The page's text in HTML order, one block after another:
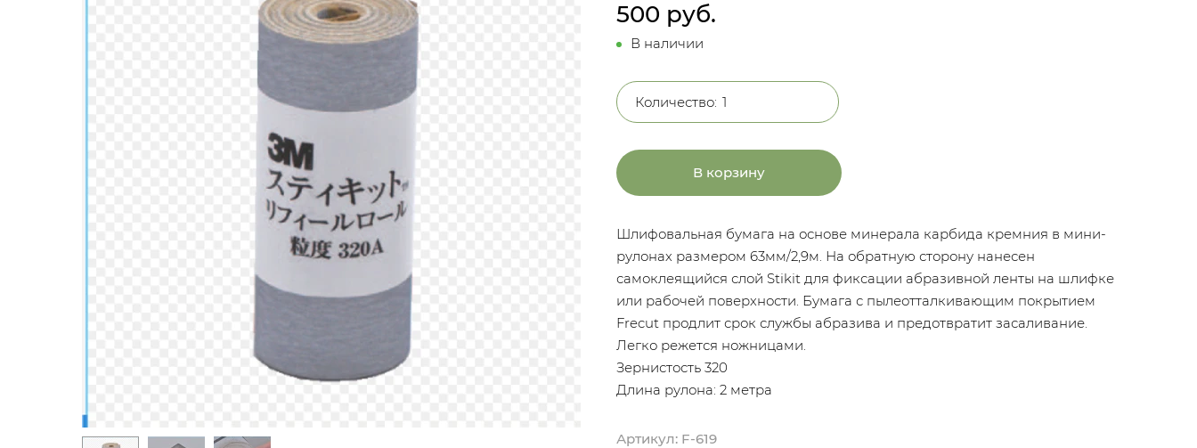
500 руб.
В наличии
Количество:
В корзину
Шлифовальная бумага на основе минерала карбида кремния в мини-
рулонах размером 63мм/2,9м. На обратную сторону нанесен
самоклеящийся слой Stikit для фиксации абразивной ленты на шлифке
или рабочей поверхности. Бумага с пылеотталкивающим покрытием
Frecut продлит срок службы абразива и предотвратит засаливание.
Легко режется ножницами.
Зернистость 320
Длина рулона: 2 метра
Артикул: F-619